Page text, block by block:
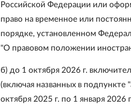
Российской Федерации или
право на временное или
порядке, установленном
"О правовом положении
б) до 1 октября 2026 г.
(включая названных в подпункте
октября 2025 г. по 1 января